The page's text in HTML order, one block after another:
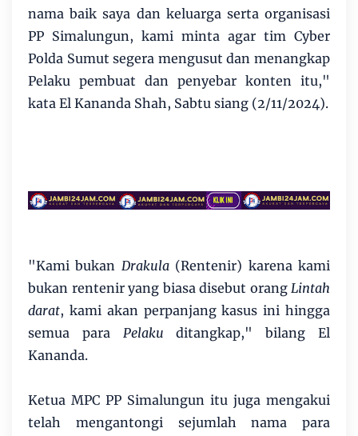
nama baik saya dan keluarga serta organisasi
PP Simalungun, kami minta agar tim Cyber
Polda Sumut segera mengusut dan menangkap
Pelaku pembuat dan penyebar konten itu,"
kata El Kananda Shah, Sabtu siang (2/11/2024).
"Kami bukan Drakula(Rentenir) karena kami
bukan rentenir yang biasa disebut orang Lintah
darat, kami akan perpanjang kasus ini hingga
semua para Pelaku ditangkap," bilang El
Kananda.
Ketua MPC PP Simalungun itu juga mengakui
telah mengantongi sejumlah nama para